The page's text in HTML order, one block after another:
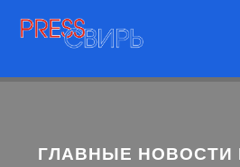
ГЛАВНЫЕ НОВОСТИ